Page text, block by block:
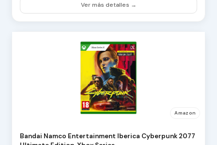
Ver más detalles →
Amazon
Bandai Namco Entertainment Iberica Cyberpunk 2077